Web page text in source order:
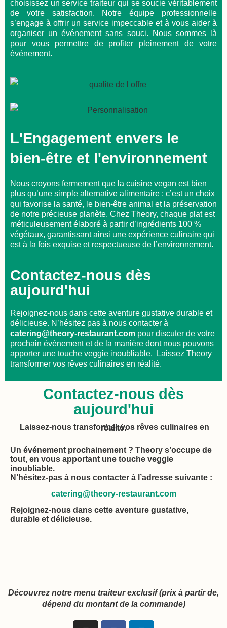
choisissez un service traiteur qui se soucie véritablement
de votre satisfaction. Notre équipe professionnelle
s’engage à offrir un service impeccable et à vous aider à
organiser un événement sans souci. Nous sommes là
pour vous permettre de profiter pleinement de votre
événement.
L'Engagement envers le
bien-être et l'environnement
Nous croyons fermement que la cuisine vegan est bien
plus qu’une simple alternative alimentaire ; c’est un choix
qui favorise la santé, le bien-être animal et la préservation
de notre précieuse planète. Chez Theory, chaque plat est
méticuleusement élaboré à partir d’ingrédients 100 %
végétaux, garantissant ainsi une expérience culinaire qui
est à la fois exquise et respectueuse de l’environnement.
Contactez-nous dès
aujourd'hui
Rejoignez-nous dans cette aventure gustative durable et
délicieuse. N’hésitez pas à nous contacter à
catering@theory-restaurant.com pour discuter de votre
prochain événement et de la manière dont nous pouvons
apporter une touche veggie inoubliable. Laissez Theory
transformer vos rêves culinaires en réalité.
Contactez-nous dès
aujourd'hui
Laissez-nous transformer vos rêves culinaires en réalité.
Un événement prochainement ? Theory s’occupe de
tout, en vous apportant une touche veggie
inoubliable.
N’hésitez-pas à nous contacter à l’adresse suivante :
catering@theory-restaurant.com
Rejoignez-nous dans cette aventure gustative,
durable et délicieuse.
Découvrez notre menu traiteur exclusif (prix à partir de,
dépend du montant de la commande)